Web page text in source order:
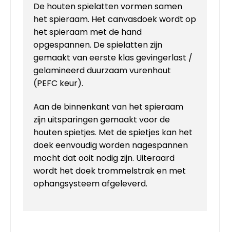
De houten spielatten vormen samen
het spieraam. Het canvasdoek wordt op
het spieraam met de hand
opgespannen. De spielatten zijn
gemaakt van eerste klas gevingerlast /
gelamineerd duurzaam vurenhout
(PEFC keur).
Aan de binnenkant van het spieraam
zijn uitsparingen gemaakt voor de
houten spietjes. Met de spietjes kan het
doek eenvoudig worden nagespannen
mocht dat ooit nodig zijn. Uiteraard
wordt het doek trommelstrak en met
ophangsysteem afgeleverd.